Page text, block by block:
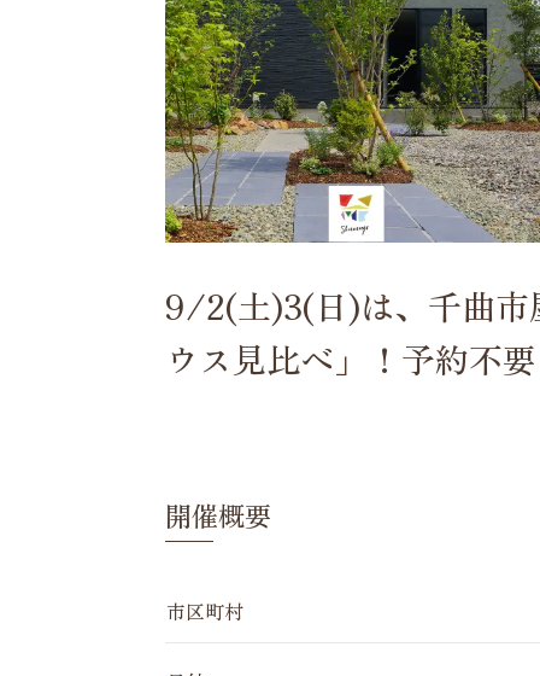
9/2(土)3(日)は、千曲市
ウス見比べ」！予約不要
開催概要
市区町村